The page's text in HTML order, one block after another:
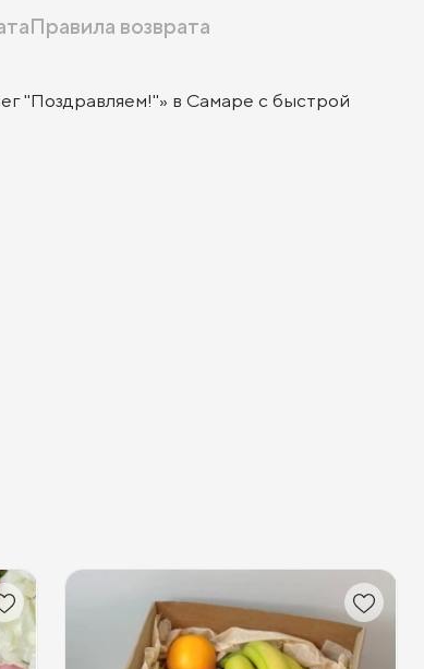
Правила возврата
"Поздравляем!"» в Самаре с быстрой